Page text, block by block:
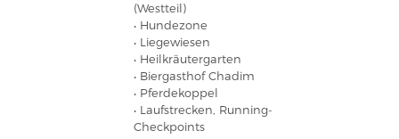
(Westteil)
• Hundezone
• Liegewiesen
• Heilkräutergarten
• Biergasthof Chadim
• Pferdekoppel
• Laufstrecken, Running-
Checkpoints